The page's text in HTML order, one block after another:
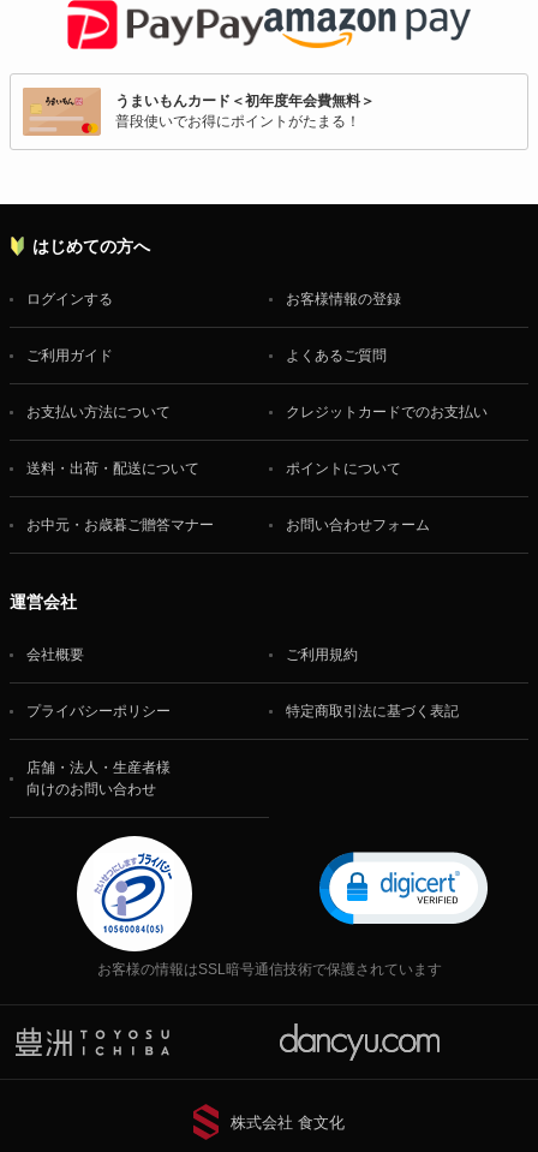
うまいもんカード＜初年度年会費無料＞
普段使いでお得にポイントがたまる！
はじめての方へ
ログインする お客様情報の登録
ご利用ガイド よくあるご質問
お支払い方法について クレジットカードでのお支払い
送料・出荷・配送について ポイントについて
お中元・お歳暮ご贈答マナー お問い合わせフォーム
運営会社
会社概要 ご利用規約
プライバシーポリシー 特定商取引法に基づく表記
店舗・法人・生産者様
向けのお問い合わせ
お客様の情報はSSL暗号通信技術で保護されています
株式会社 食文化